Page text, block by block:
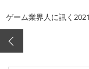
ゲーム業界人に訊く